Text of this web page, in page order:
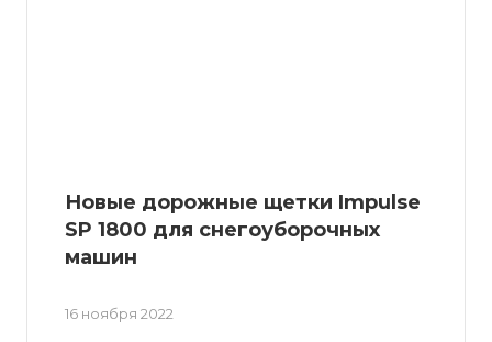
16 ноября 2022
Новые дорожные щетки Impulse
SP 1800 для снегоуборочных
машин